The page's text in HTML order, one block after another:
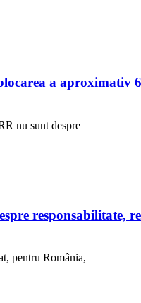
a aproximativ
nu sunt despre
responsabilitate,
pentru România,